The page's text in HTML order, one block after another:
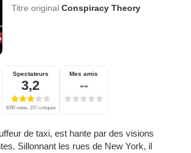
Titre originalConspiracy Theory
Spectateurs
3,2
3090 notes, 157 critiques
Mes amis
--
de taxi, est hante par des visions
Sillonnant les rues de New York, il